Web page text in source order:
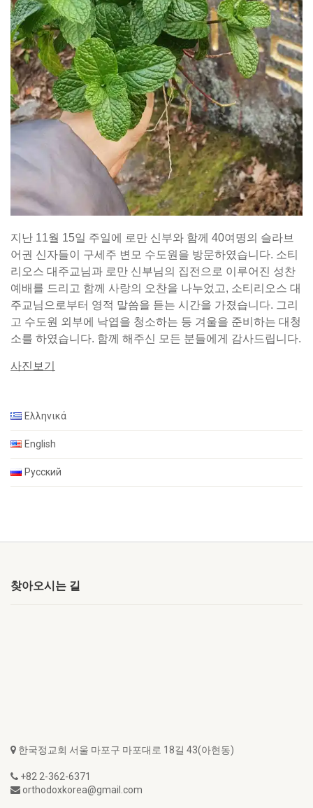
지난 11월 15일 주일에 로만 신부와 함께 40여명의 슬라브
어권 신자들이 구세주 변모 수도원을 방문하였습니다. 소티
리오스 대주교님과 로만 신부님의 집전으로 이루어진 성찬
예배를 드리고 함께 사랑의 오찬을 나누었고, 소티리오스 대
주교님으로부터 영적 말씀을 듣는 시간을 가졌습니다. 그리
고 수도원 외부에 낙엽을 청소하는 등 겨울을 준비하는 대청
소를 하였습니다. 함께 해주신 모든 분들에게 감사드립니다.
사진보기
Ελληνικά
English
Русский
찾아오시는 길
한국정교회 서울 마포구 마포대로 18길 43(아현동)
+82 2-362-6371
orthodoxkorea@gmail.com